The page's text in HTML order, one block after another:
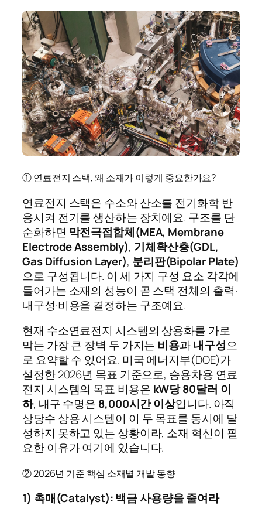
① 연료전지 스택, 왜 소재가 이렇게 중요한가요?
연료전지 스택은 수소와 산소를 전기화학 반
응시켜 전기를 생산하는 장치예요. 구조를 단
순화하면 막전극접합체(MEA, Membrane
Electrode Assembly), 기체확산층(GDL,
Gas Diffusion Layer), 분리판(Bipolar Plate)
으로 구성됩니다. 이 세 가지 구성 요소 각각에
들어가는 소재의 성능이 곧 스택 전체의 출력·
내구성·비용을 결정하는 구조예요.
현재 수소연료전지 시스템의 상용화를 가로
막는 가장 큰 장벽 두 가지는 비용과내구성으
로 요약할 수 있어요. 미국 에너지부(DOE)가
설정한 2026년 목표 기준으로, 승용차용 연료
전지 시스템의 목표 비용은 kW당 80달러 이
하, 내구 수명은 8,000시간 이상입니다. 아직
상당수 상용 시스템이 이 두 목표를 동시에 달
성하지 못하고 있는 상황이라, 소재 혁신이 필
요한 이유가 여기에 있습니다.
② 2026년 기준 핵심 소재별 개발 동향
1) 촉매(Catalyst): 백금 사용량을 줄여라